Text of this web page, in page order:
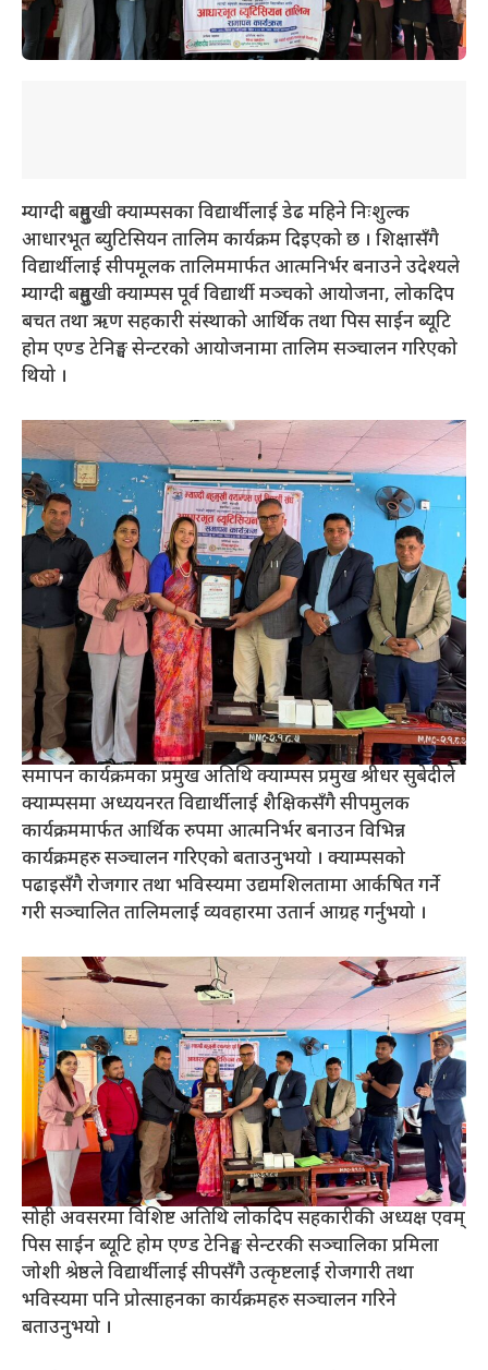
म्याग्दी बहुमुखी क्याम्पसका विद्यार्थीलाई डेढ महिने निःशुल्क
आधारभूत ब्युटिसियन तालिम कार्यक्रम दिइएको छ । शिक्षासँगै
विद्यार्थीलाई सीपमूलक तालिममार्फत आत्मनिर्भर बनाउने उदेश्यले
म्याग्दी बहुमुखी क्याम्पस पूर्व विद्यार्थी मञ्चको आयोजना, लोकदिप
बचत तथा ऋण सहकारी संस्थाको आर्थिक तथा पिस साईन ब्यूटि
होम एण्ड टेनिङ्घ सेन्टरको आयोजनामा तालिम सञ्चालन गरिएको
थियो ।
समापन कार्यक्रमका प्रमुख अतिथि क्याम्पस प्रमुख श्रीधर सुबेदीले
क्याम्पसमा अध्ययनरत विद्यार्थीलाई शैक्षिकसँगै सीपमुलक
कार्यक्रममार्फत आर्थिक रुपमा आत्मनिर्भर बनाउन विभिन्न
कार्यक्रमहरु सञ्चालन गरिएको बताउनुभयो । क्याम्पसको
पढाइसँगै रोजगार तथा भविस्यमा उद्यमशिलतामा आर्कषित गर्ने
गरी सञ्चालित तालिमलाई व्यवहारमा उतार्न आग्रह गर्नुभयो ।
सोही अवसरमा विशिष्ट अतिथि लोकदिप सहकारीकी अध्यक्ष एवम्
पिस साईन ब्यूटि होम एण्ड टेनिङ्घ सेन्टरकी सञ्चालिका प्रमिला
जोशी श्रेष्ठले विद्यार्थीलाई सीपसँगै उत्कृष्टलाई रोजगारी तथा
भविस्यमा पनि प्रोत्साहनका कार्यक्रमहरु सञ्चालन गरिने
बताउनुभयो ।